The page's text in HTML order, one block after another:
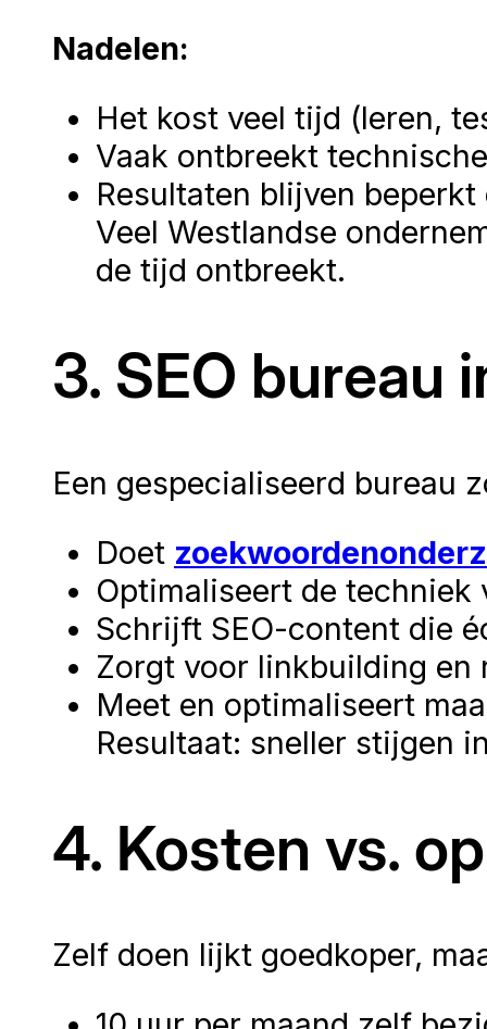
Nadelen:
Het kost veel tijd (leren,
Vaak ontbreekt
Resultaten blijven
Veel Westlandse
de tijd ontbreekt.
3. SEO bureau
Een gespecialiseerd bureau
Doet
Optimaliseert de techniek
Schrijft SEO-content die
Zorgt voor linkbuilding en
Meet en optimaliseert
Resultaat: sneller stijgen
4. Kosten vs.
Zelf doen lijkt goedkoper,